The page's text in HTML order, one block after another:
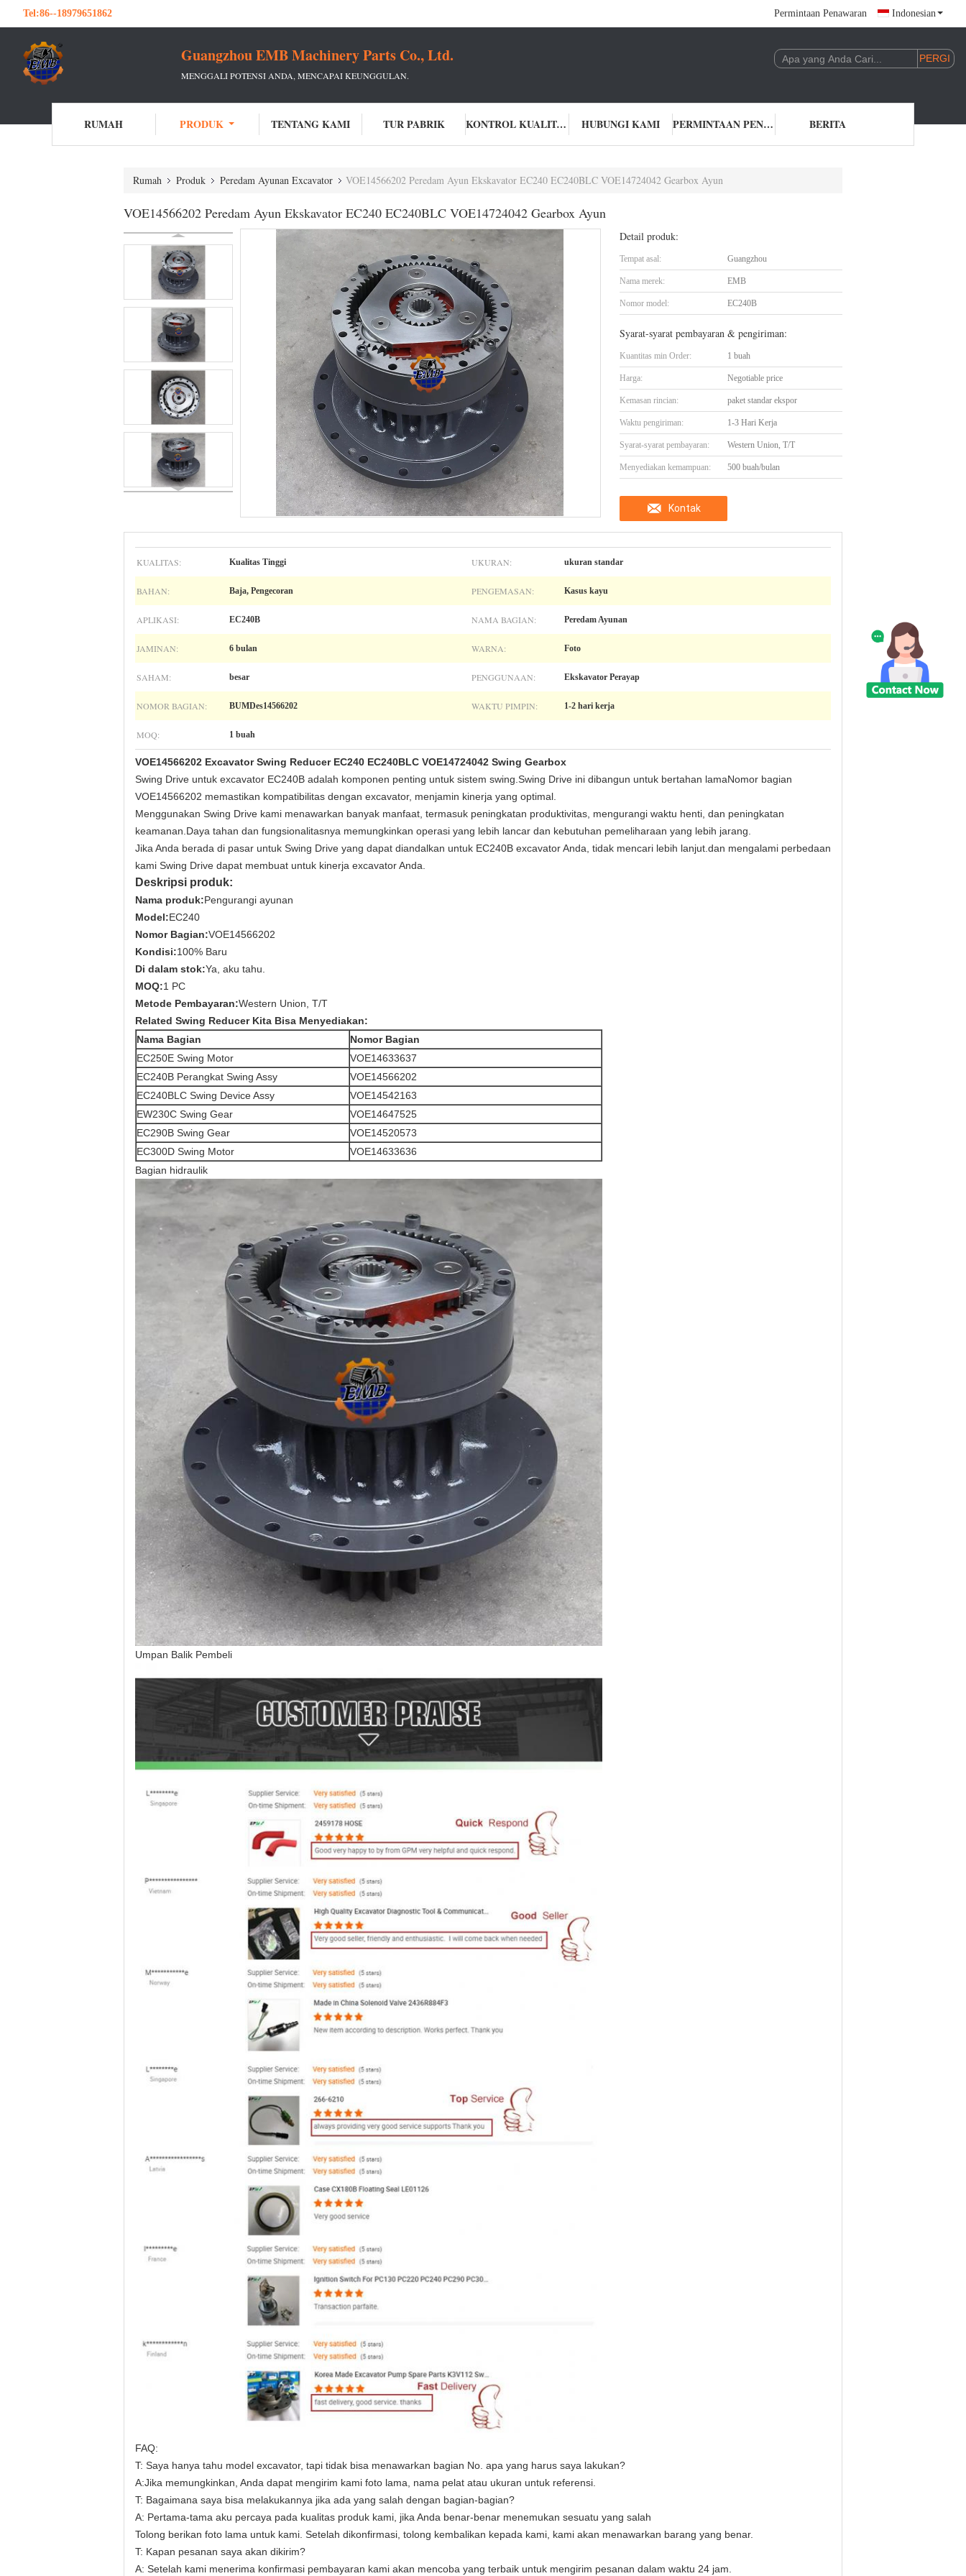
Tel:86--18979651862 Permintaan Penawaran Indonesian
Guangzhou EMB Machinery Parts Co., Ltd.
MENGGALI POTENSI ANDA, MENCAPAI KEUNGGULAN.
RUMAH PRODUK TENTANG KAMI TUR PABRIK KONTROL KUALITAS HUBUNGI KAMI PERMINTAAN PENAWARAN BERITA
Rumah Produk Peredam Ayunan Excavator VOE14566202 Peredam Ayun Ekskavator EC240 EC240BLC VOE14724042 Gearbox Ayun
VOE14566202 Peredam Ayun Ekskavator EC240 EC240BLC VOE14724042 Gearbox Ayun
Detail produk:
Tempat asal: Guangzhou
Nama merek: EMB
Nomor model: EC240B
Syarat-syarat pembayaran & pengiriman:
Kuantitas min Order: 1 buah
Harga: Negotiable price
Kemasan rincian: paket standar ekspor
Waktu pengiriman: 1-3 Hari Kerja
Syarat-syarat pembayaran: Western Union, T/T
Menyediakan kemampuan: 500 buah/bulan
Kontak
KUALITAS: Kualitas Tinggi UKURAN: ukuran standar
BAHAN: Baja, Pengecoran PENGEMASAN: Kasus kayu
APLIKASI: EC240B NAMA BAGIAN: Peredam Ayunan
JAMINAN: 6 bulan WARNA: Foto
SAHAM: besar PENGGUNAAN: Ekskavator Perayap
NOMOR BAGIAN: BUMDes14566202 WAKTU PIMPIN: 1-2 hari kerja
MOQ: 1 buah
VOE14566202 Excavator Swing Reducer EC240 EC240BLC VOE14724042 Swing Gearbox
Swing Drive untuk excavator EC240B adalah komponen penting untuk sistem swing.Swing Drive ini dibangun untuk bertahan lamaNomor bagian
VOE14566202 memastikan kompatibilitas dengan excavator, menjamin kinerja yang optimal.
Menggunakan Swing Drive kami menawarkan banyak manfaat, termasuk peningkatan produktivitas, mengurangi waktu henti, dan peningkatan
keamanan.Daya tahan dan fungsionalitasnya memungkinkan operasi yang lebih lancar dan kebutuhan pemeliharaan yang lebih jarang.
Jika Anda berada di pasar untuk Swing Drive yang dapat diandalkan untuk EC240B excavator Anda, tidak mencari lebih lanjut.dan mengalami perbedaan
kami Swing Drive dapat membuat untuk kinerja excavator Anda.
Deskripsi produk:
Nama produk:Pengurangi ayunan
Model:EC240
Nomor Bagian:VOE14566202
Kondisi:100% Baru
Di dalam stok:Ya, aku tahu.
MOQ:1 PC
Metode Pembayaran:Western Union, T/T
Related Swing Reducer Kita Bisa Menyediakan:
Nama Bagian
Nomor Bagian
EC250E Swing Motor
VOE14633637
EC240B Perangkat Swing Assy
VOE14566202
EC240BLC Swing Device Assy
VOE14542163
EW230C Swing Gear
VOE14647525
EC290B Swing Gear
VOE14520573
EC300D Swing Motor
VOE14633636
Bagian hidraulik
Umpan Balik Pembeli
FAQ:
T: Saya hanya tahu model excavator, tapi tidak bisa menawarkan bagian No. apa yang harus saya lakukan?
A:Jika memungkinkan, Anda dapat mengirim kami foto lama, nama pelat atau ukuran untuk referensi
T: Bagaimana saya bisa melakukannya jika ada yang salah dengan bagian-bagian?
A: Pertama-tama aku percaya pada kualitas produk kami, jika Anda benar-benar menemukan sesuatu yang salah
Tolong berikan foto lama untuk kami. Setelah dikonfirmasi, tolong kembalikan kepada kami, kami akan menawarkan barang yang benar.
T: Kapan pesanan saya akan dikirim?
A: Setelah kami menerima konfirmasi pembayaran kami akan mencoba yang terbaik untuk mengirim pesanan dalam waktu 24 jam.